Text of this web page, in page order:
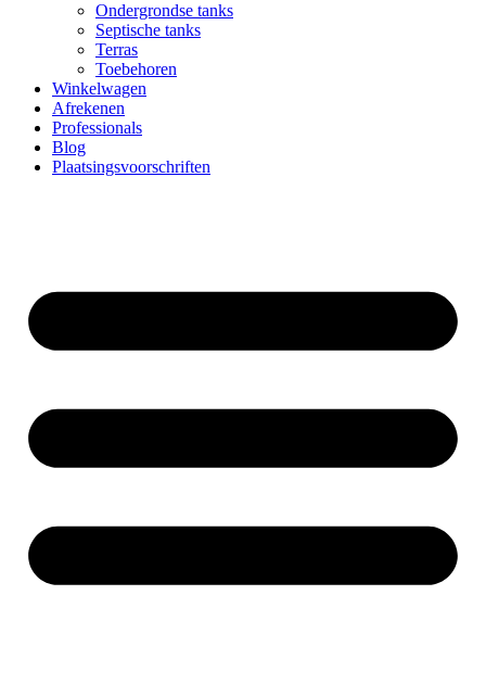
Ondergrondse tanks
Septische tanks
Terras
Toebehoren
Winkelwagen
Afrekenen
Professionals
Blog
Plaatsingsvoorschriften